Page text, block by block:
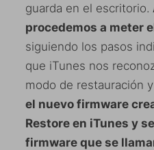
guarda en el escritorio.
procedemos a meter
siguiendo los pasos
que iTunes nos
modo de restauración y
el nuevo firmware
Restore en iTunes y
firmware que se